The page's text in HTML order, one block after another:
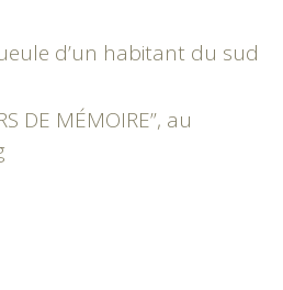
d’un habitant du sud
DE MÉMOIRE”, au